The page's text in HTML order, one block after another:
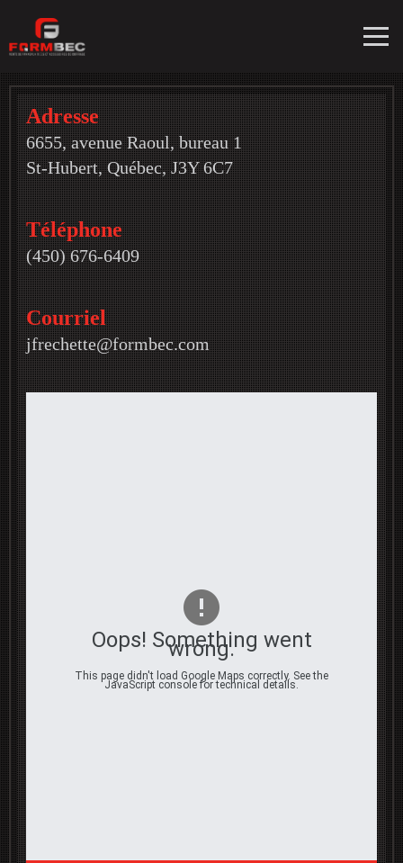
Adresse
6655, avenue Raoul, bureau 1
St-Hubert, Québec, J3Y 6C7
Téléphone
(450) 676-6409
Courriel
jfrechette@formbec.com
Oops! Something went
wrong.
This page didn't load Google Maps correctly. See the
JavaScript console for technical details.